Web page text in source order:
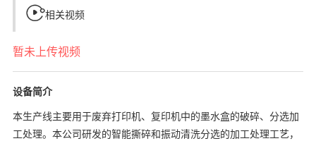
相关视频
暂未上传视频
设备简介
本生产线主要用于废弃打印机、复印机中的墨水盒的破碎、分选加
工处理。本公司研发的智能撕碎和振动清洗分选的加工处理工艺，